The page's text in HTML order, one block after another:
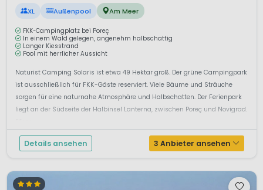
XL Außenpool Am Meer
FKK-Campingplatz bei Poreç
In einem Wald gelegen, angenehm halbschattig
Langer Kiesstrand
Pool mit herrlicher Aussicht
Naturist Camping Solaris ist etwa 49 Hektar groß. Der grüne Campingpark
ist ausschließlich für FKK-Gäste reserviert. Viele Bäume und Sträuche
sorgen für eine naturnahe Atmosphäre und Halbschatten. Der Ferienpark
liegt an der Südseite der Halbinsel Lanterna, zwischen Poreç und Novigrad.
Details ansehen 3 Anbieter ansehen